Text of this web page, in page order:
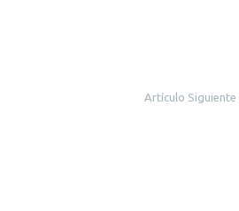
Artículo Siguiente